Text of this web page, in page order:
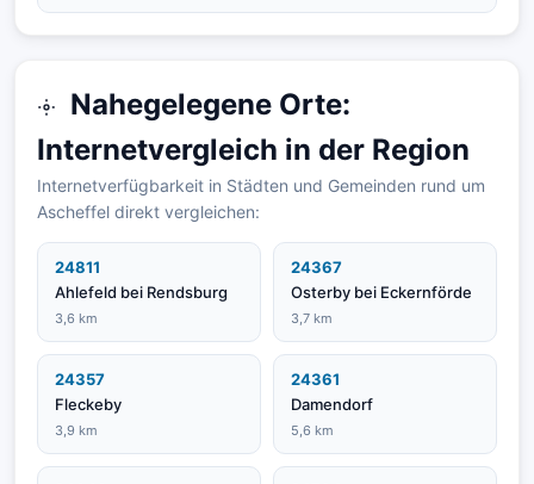
Nahegelegene Orte:
Internetvergleich in der Region
Internetverfügbarkeit in Städten und Gemeinden rund um
Ascheffel direkt vergleichen:
24811
Ahlefeld bei Rendsburg
3,6 km
24367
Osterby bei Eckernförde
3,7 km
24357
Fleckeby
3,9 km
24361
Damendorf
5,6 km